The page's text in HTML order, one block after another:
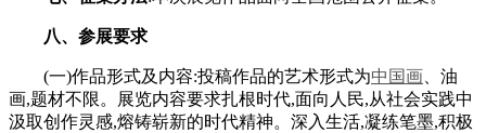
八、参展要求
(一)作品形式及内容:投稿作品的艺术形式为中国画 、油
画,题材不限。展览内容要求扎根时代,面向人民,从社会实践中
汲取创作灵感,熔铸崭新的时代精神。深入生活,凝练笔墨,积极